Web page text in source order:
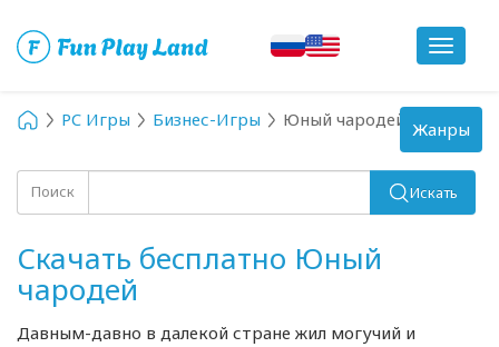
Toggle
PC Игры Бизнес-Игры Юный чародей
Поиск Искать
Скачать бесплатно Юный
чародей
Давным-давно в далекой стране жил могучий и
Toggle
navigation
Жанры